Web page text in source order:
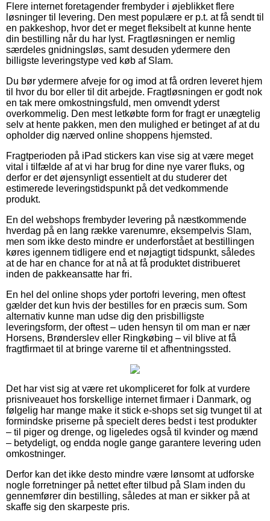
Flere internet foretagender frembyder i øjeblikket flere
løsninger til levering. Den mest populære er p.t. at få sendt til
en pakkeshop, hvor det er meget fleksibelt at kunne hente
din bestilling når du har lyst. Fragtløsningen er nemlig
særdeles gnidningsløs, samt desuden ydermere den
billigste leveringstype ved køb af Slam.
Du bør ydermere afveje for og imod at få ordren leveret hjem
til hvor du bor eller til dit arbejde. Fragtløsningen er godt nok
en tak mere omkostningsfuld, men omvendt yderst
overkommelig. Den mest letkøbte form for fragt er unægtelig
selv at hente pakken, men den mulighed er betinget af at du
opholder dig nærved online shoppens hjemsted.
Fragtperioden på iPad stickers kan vise sig at være meget
vital i tilfælde af at vi har brug for dine nye varer fluks, og
derfor er det øjensynligt essentielt at du studerer det
estimerede leveringstidspunkt på det vedkommende
produkt.
En del webshops frembyder levering på næstkommende
hverdag på en lang række varenumre, eksempelvis Slam,
men som ikke desto mindre er underforstået at bestillingen
køres igennem tidligere end et nøjagtigt tidspunkt, således
at de har en chance for at nå at få produktet distribueret
inden de pakkeansatte har fri.
En hel del online shops yder portofri levering, men oftest
gælder det kun hvis der bestilles for en præcis sum. Som
alternativ kunne man udse dig den prisbilligste
leveringsform, der oftest – uden hensyn til om man er nær
Horsens, Brønderslev eller Ringkøbing – vil blive at få
fragtfirmaet til at bringe varerne til et afhentningssted.
Det har vist sig at være ret ukompliceret for folk at vurdere
prisniveauet hos forskellige internet firmaer i Danmark, og
følgelig har mange make it stick e-shops set sig tvunget til at
formindske priserne på specielt deres bedst i test produkter
– til piger og drenge, og ligeledes også til kvinder og mænd
– betydeligt, og endda nogle gange garantere levering uden
omkostninger.
Derfor kan det ikke desto mindre være lønsomt at udforske
nogle forretninger på nettet efter tilbud på Slam inden du
gennemfører din bestilling, således at man er sikker på at
skaffe sig den skarpeste pris.